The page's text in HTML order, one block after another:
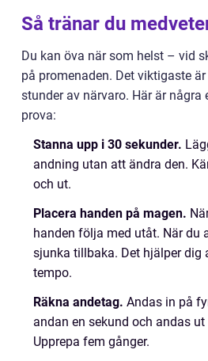
Så tränar du
Du kan öva när som helst – vid
på promenaden. Det viktigaste
stunder av närvaro. Här är några
prova:
Stanna upp i 30 sekunder.
andning utan att ändra den.
och ut.
Placera handen på magen.
handen följa med utåt. När du
sjunka tillbaka. Det hjälper dig
tempo.
Räkna andetag. Andas in på
andan en sekund och andas ut
Upprepa fem gånger.